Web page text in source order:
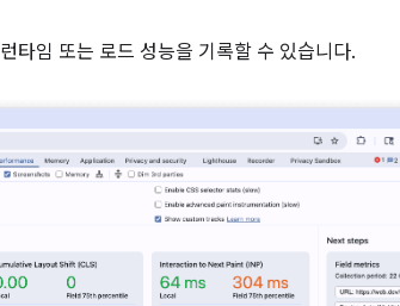
타임 또는 로드 성능을 기록할 수 있습니다.